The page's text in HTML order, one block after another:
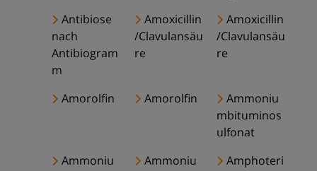
Antibiose
nach
Antibiogram
m
Amoxicillin
/Clavulansäu
re
Amoxicillin
/Clavulansäu
re
Amorolfin Amorolfin
Ammoniu
mbituminos
ulfonat
Ammoniu
Ammoniu
Amphoteri